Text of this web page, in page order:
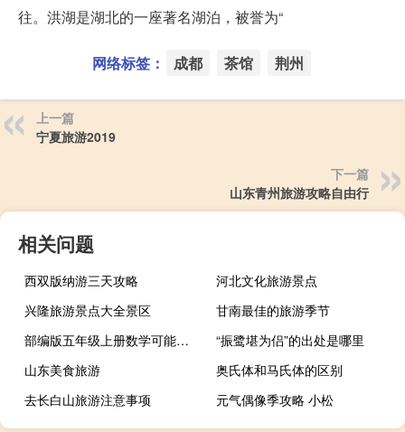
往。洪湖是湖北的一座著名湖泊，被誉为“
网络标签： 成都 茶馆 荆州
上一篇
宁夏旅游2019
下一篇
山东青州旅游攻略自由行
相关问题
西双版纳游三天攻略
河北文化旅游景点
兴隆旅游景点大全景区
甘南最佳的旅游季节
部编版五年级上册数学可能性教案（人教版五年级数学上册可能性教案）
“振鹭堪为侣”的出处是哪里
山东美食旅游
奥氏体和马氏体的区别
去长白山旅游注意事项
元气偶像季攻略 小松